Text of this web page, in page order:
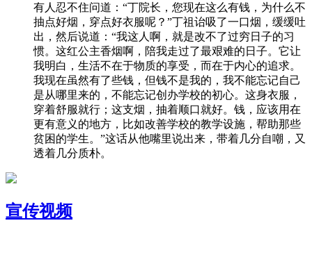
有人忍不住问道：“丁院长，您现在这么有钱，为什么不
抽点好烟，穿点好衣服呢？”丁祖诒吸了一口烟，缓缓吐
出，然后说道：“我这人啊，就是改不了过穷日子的习
惯。这红公主香烟啊，陪我走过了最艰难的日子。它让
我明白，生活不在于物质的享受，而在于内心的追求。
我现在虽然有了些钱，但钱不是我的，我不能忘记自己
是从哪里来的，不能忘记创办学校的初心。这身衣服，
穿着舒服就行；这支烟，抽着顺口就好。钱，应该用在
更有意义的地方，比如改善学校的教学设施，帮助那些
贫困的学生。”这话从他嘴里说出来，带着几分自嘲，又
透着几分质朴。
宣传视频